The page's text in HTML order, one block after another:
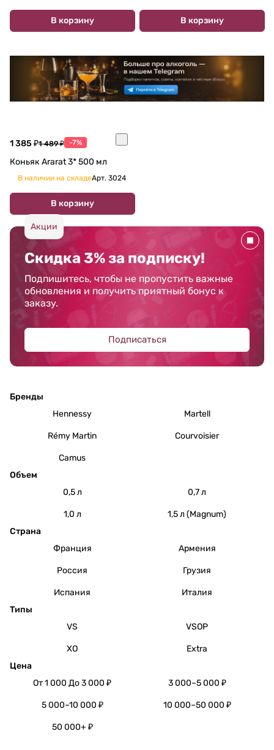
В корзину В корзину
1 385 ₽1 489 ₽ -7%
Коньяк Ararat 3* 500 мл
В наличии на складеАрт. 3024
В корзину
Акции
Скидка 3% за подписку!
Подпишитесь, чтобы не пропустить важные
обновления и получить приятный бонус к
заказу.
Подписаться
Бренды
Hennessy
Martell
Rémy Martin Courvoisier
Camus
Объем
0,5 л
0,7 л
1,0 л
1,5 л (Magnum)
Страна
Франция
Армения
Россия Грузия
Испания
Италия
Типы
VS
VSOP
XO
Extra
Цена
От 1 000 До 3 000 ₽
3 000–5 000 ₽
5 000–10 000 ₽ 10 000–50 000 ₽
50 000+ ₽